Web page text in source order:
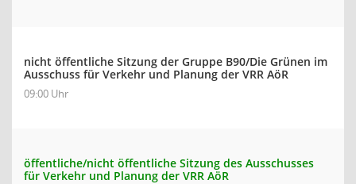
nicht öffentliche Sitzung der Gruppe B90/Die Grünen im
Ausschuss für Verkehr und Planung der VRR AöR
09:00 Uhr
öffentliche/nicht öffentliche Sitzung des Ausschusses
für Verkehr und Planung der VRR AöR